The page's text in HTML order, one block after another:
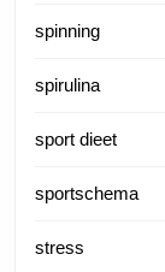
spinning
spirulina
sport dieet
sportschema
stress